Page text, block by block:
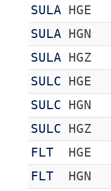
SULA
HGE
SULA
HGN
SULA
HGZ
SULC
HGE
SULC
HGN
SULC
HGZ
FLT
HGE
FLT
HGN